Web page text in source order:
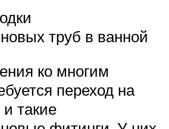
труб в ванной
ко многим
переход на
такие